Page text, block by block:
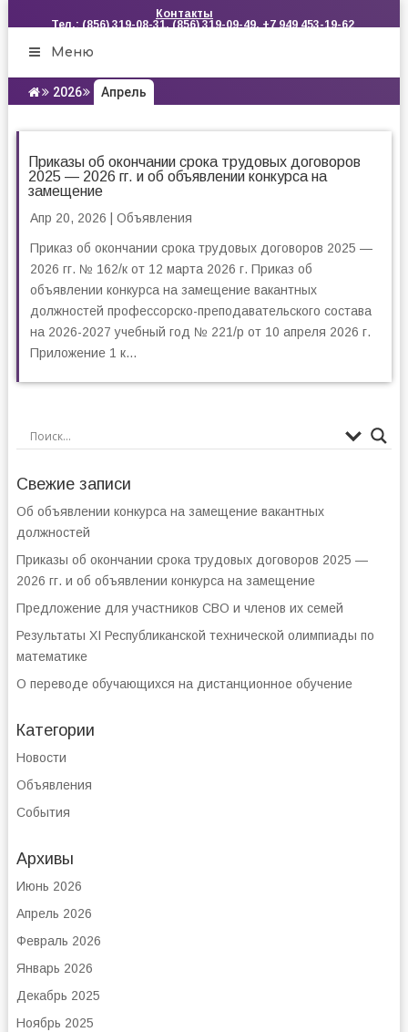
Контакты
Тел.: (856) 319-08-31, (856) 319-09-49, +7 949 453-19-62
Меню
2026 Апрель
Приказы об окончании срока трудовых договоров
2025 — 2026 гг. и об объявлении конкурса на
замещение
Апр 20, 2026 Объявления
Приказ об окончании срока трудовых договоров 2025 —
2026 гг. № 162/к от 12 марта 2026 г. Приказ об
объявлении конкурса на замещение вакантных
должностей профессорско-преподавательского состава
на 2026-2027 учебный год № 221/р от 10 апреля 2026 г.
Приложение 1 к...
Свежие записи
Об объявлении конкурса на замещение вакантных
должностей
Приказы об окончании срока трудовых договоров 2025 —
2026 гг. и об объявлении конкурса на замещение
Предложение для участников СВО и членов их семей
Результаты XI Республиканской технической олимпиады по
математике
О переводе обучающихся на дистанционное обучение
Категории
Новости
Объявления
События
Архивы
Июнь 2026
Апрель 2026
Февраль 2026
Январь 2026
Декабрь 2025
Ноябрь 2025